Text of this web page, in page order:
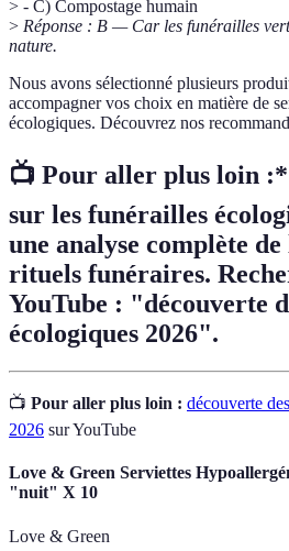
> - C) Compostage humain
> Réponse : B — Car les funérailles
nature.
Nous avons sélectionné plusieurs
accompagner vos choix en matière de
écologiques. Découvrez nos
📺 Pour aller plus loin
sur les funérailles
une analyse complète
rituels funéraires.
YouTube : "découverte
écologiques 2026".
📺 Pour aller plus loin : découverte
2026 sur YouTube
Love & Green Serviettes
"nuit" X 10
Love & Green